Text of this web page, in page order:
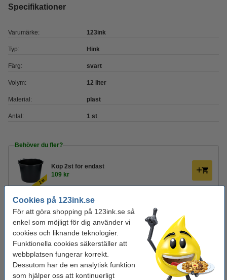
Cookies på 123ink.se
För att göra shopping på 123ink.se så
enkel som möjligt för dig använder vi
cookies och liknande teknologier.
Funktionella cookies säkerställer att
webbplatsen fungerar korrekt.
Dessutom har de en analytisk funktion
som hjälper oss att kontinuerligt
Specifikationer
Varumärke: 123ink
Typ: Hink
Färg: svart
Volym: 12 liter
Material: plast
Antal: 1 st
Behöver du fler?
Köp 2st för endast
109 kr
Glöm inte att beställa!
Mikrofiberdukar 32x32cm | blandade färger |
123ink | 6st
34 kr
Allrengöringsmedel 1L | Ajax Lemon
40 kr